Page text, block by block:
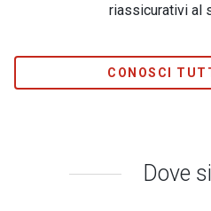
riassicurativi al
CONOSCI
Dove